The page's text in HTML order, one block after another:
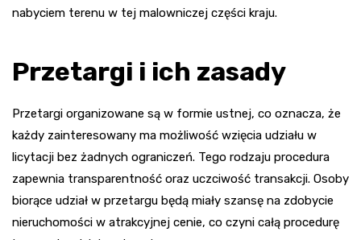
nabyciem terenu w tej malowniczej części kraju.
Przetargi i ich zasady
Przetargi organizowane są w formie ustnej, co oznacza, że
każdy zainteresowany ma możliwość wzięcia udziału w
licytacji bez żadnych ograniczeń. Tego rodzaju procedura
zapewnia transparentność oraz uczciwość transakcji. Osoby
biorące udział w przetargu będą miały szansę na zdobycie
nieruchomości w atrakcyjnej cenie, co czyni całą procedurę